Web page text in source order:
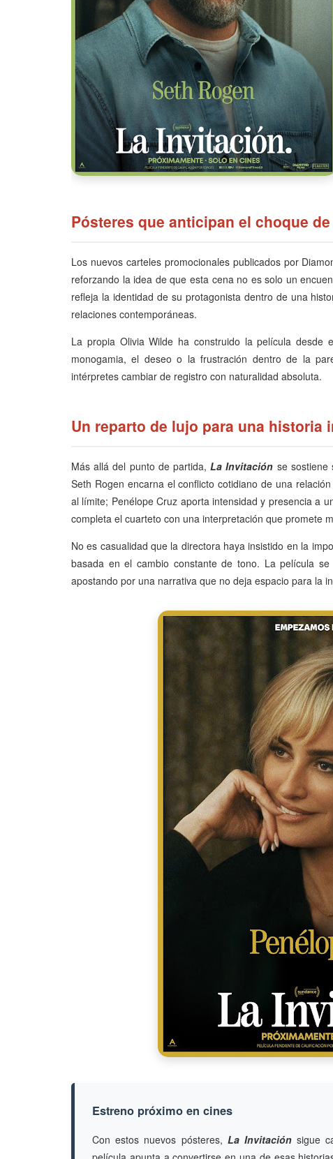
Pósteres que anticipan el choque
Los nuevos carteles promocionales publicados por
reforzando la idea de que esta cena no es solo un
refleja la identidad de su protagonista dentro de una
relaciones contemporáneas.
La propia Olivia Wilde ha construido la película
monogamia, el deseo o la frustración dentro de la
intérpretes cambiar de registro con naturalidad absoluta.
Un reparto de lujo para una historia
Más allá del punto de partida,La Invitación se sostiene
Seth Rogen encarna el conflicto cotidiano de una
al límite; Penélope Cruz aporta intensidad y presencia a
completa el cuarteto con una interpretación que promete
No es casualidad que la directora haya insistido en la
basada en el cambio constante de tono. La película
apostando por una narrativa que no deja espacio para la
Estreno próximo en cines
Con estos nuevos pósteres, La Invitaciónsigue